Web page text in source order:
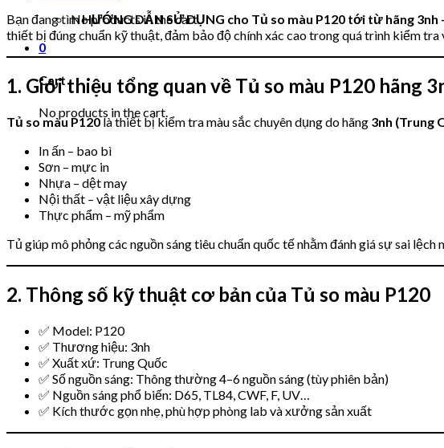
No products in the cart.
0
Cart
No products in the cart.
Bạn đang tìmHƯỚNG DẪN SỬ DỤNG cho Tủ so màu P120 tới từ hãng
thiết bị đúng chuẩn kỹ thuật, đảm bảo độ chính xác cao trong quá trình kiểm tra
1. Giới thiệu tổng quan về Tủ so màu P120 hãng
Tủ so màu P120là thiết bị kiểm tra màu sắc chuyên dụng do hãng 3nh (Trung
In ấn – bao bì
Sơn – mực in
Nhựa – dệt may
Nội thất – vật liệu xây dựng
Thực phẩm – mỹ phẩm
Tủ giúp mô phỏng các nguồn sáng tiêu chuẩn quốc tế nhằm đánh giá sự sai
2. Thông số kỹ thuật cơ bản của Tủ so màu P120
✅ Model: P120
✅ Thương hiệu: 3nh
✅ Xuất xứ: Trung Quốc
✅ Số nguồn sáng: Thông thường 4–6 nguồn sáng (tùy phiên bản)
✅ Nguồn sáng phổ biến: D65, TL84, CWF, F, UV…
✅ Kích thước gọn nhẹ, phù hợp phòng lab và xưởng sản xuất